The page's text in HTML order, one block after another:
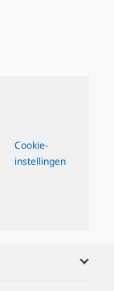
Cookie-
instellingen